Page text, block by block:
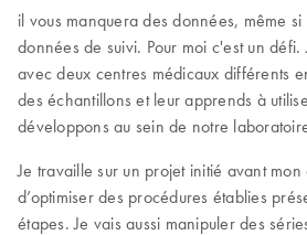
il vous manquera des données, même
données de suivi. Pour moi c'est un
avec deux centres médicaux différents
des échantillons et leur apprends à
développons au sein de notre
Je travaille sur un projet initié avant
d’optimiser des procédures établies
étapes. Je vais aussi manipuler des